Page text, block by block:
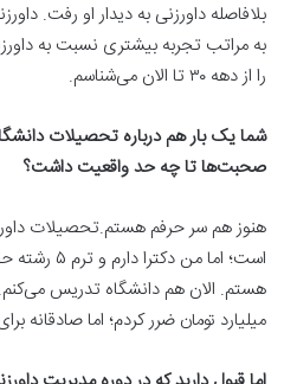
به مراتب تجربه بیشتری نسبت به
را از دهه ۳۰ تا الان می‌شناسم.
شما یک بار هم درباره تحصیلات
صحبت‌ها تا چه حد واقعیت داشت؟
هنوز هم سر حرفم هستم.تحصیلات
است؛ اما
میلیارد تومان ضرر کردم؛ اما صادقانه